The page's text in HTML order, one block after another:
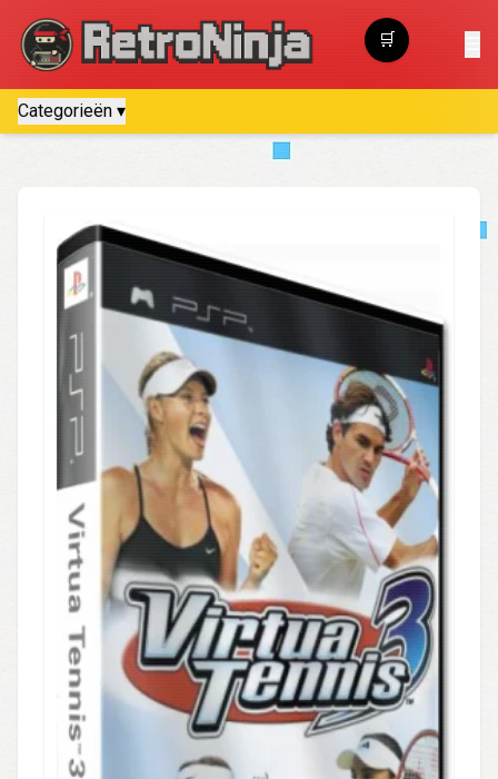
Categorieën ▾
🛒
Winkelwagen